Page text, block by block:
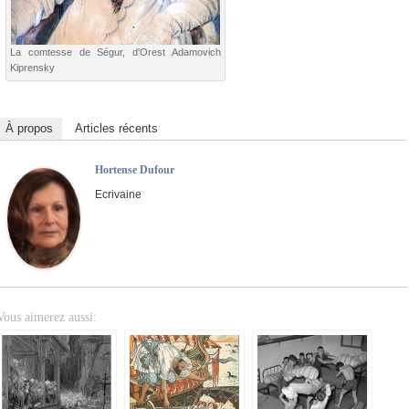
La comtesse de Ségur, d'Orest Adamovich
Kiprensky
À propos Articles récents
Hortense Dufour
Ecrivaine
aimerez aussi: